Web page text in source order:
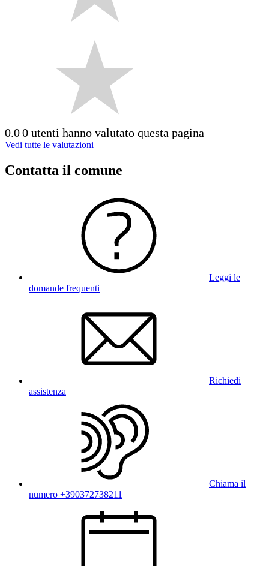
0.00 utenti hanno valutato questa pagina
Vedi tutte le valutazioni
Contatta il comune
Leggi le
domande frequenti
Richiedi
assistenza
Chiama il
numero +390372738211